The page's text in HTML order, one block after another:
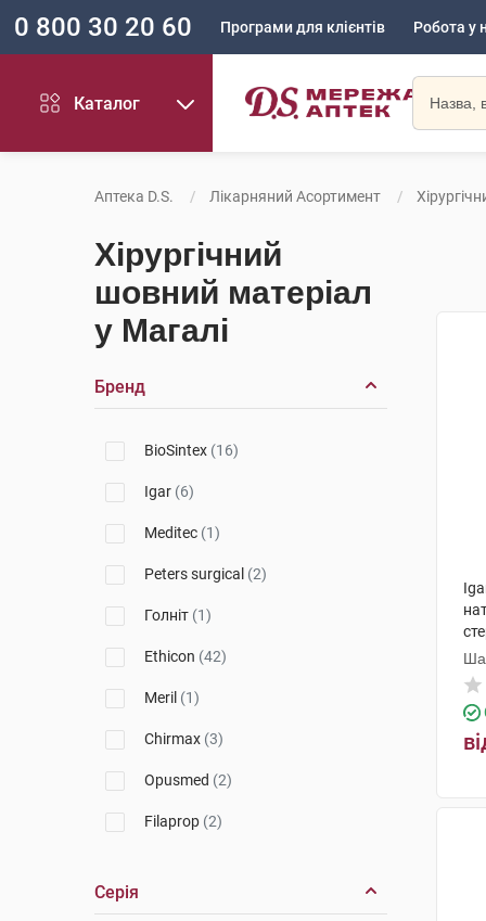
0 800 30 20 60 Програми для клієнтів Робота у
Каталог
Аптека D.S. Лікарняний Асортимент
Хірургічний
шовний матеріал
у Магалі
Бренд
BioSintex (16)
Igar (6)
Meditec (1)
Peters surgical (2)
Голніт (1)
Ethicon (42)
Meril (1)
Chirmax (3)
Opusmed (2)
Filaprop (2)
Серія